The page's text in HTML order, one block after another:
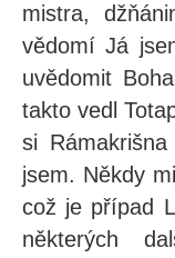
mistra,
vědomí Já
uvědomit
takto vedl
si
jsem. Někdy
což je případ
některých